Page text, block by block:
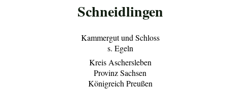
Schneidlingen
Kammergut und Schloss
s. Egeln
Kreis Aschersleben
Provinz Sachsen
Königreich Preußen